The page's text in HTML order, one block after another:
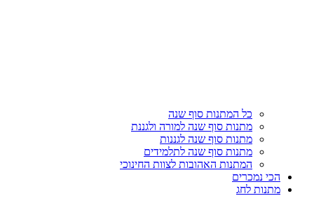
כל המתנות סוף שנה
מתנות סוף שנה למורה ולגננת
מתנות סוף שנה לגננות
מתנות סוף שנה לתלמידים
המתנות האהובות לצוות החינוכי
הכי נמכרים
מתנות לחג